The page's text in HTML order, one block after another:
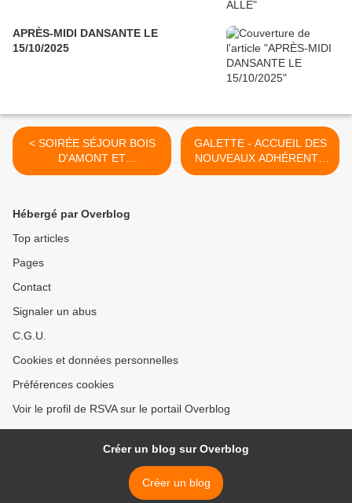
APRÈS-MIDI DANSANTE LE
15/10/2025
< SOIRÉE SÉJOUR BOIS
D'AMONT ET
ANNIVERSAIRES
GALETTE - ACCUEIL DES
NOUVEAUX ADHÉRENTS
15/01/2020 >
Hébergé par Overblog
Top articles
Pages
Contact
Signaler un abus
C.G.U.
Cookies et données personnelles
Préférences cookies
Voir le profil de RSVA sur le portail Overblog
Créer un blog sur Overblog
Créer un blog